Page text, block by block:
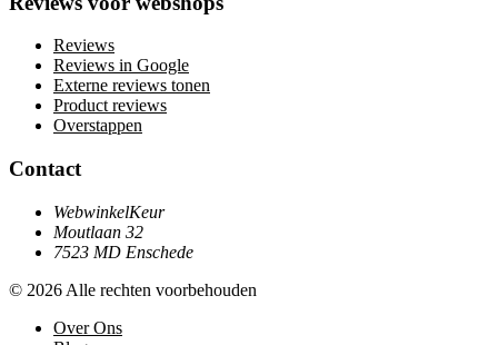
Reviews
Reviews in Google
Externe reviews tonen
Product reviews
Overstappen
Contact
WebwinkelKeur
Moutlaan 32
7523 MD Enschede
© 2026 Alle rechten voorbehouden
Over Ons